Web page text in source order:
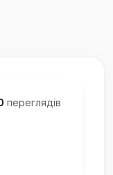
переглядів